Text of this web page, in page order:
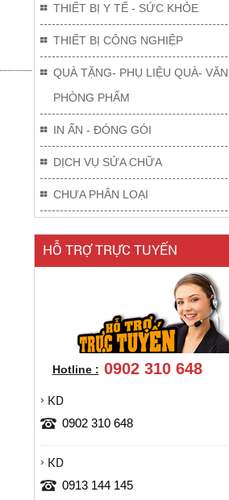
THIẾT BỊ Y TẾ - SỨC KHỎE
THIẾT BỊ CÔNG NGHIỆP
QUÀ TẶNG- PHỤ LIỆU QUÀ- VĂN
PHÒNG PHẨM
IN ẤN - ĐÓNG GÓI
DỊCH VỤ SỬA CHỮA
CHƯA PHÂN LOẠI
HỖ TRỢ TRỰC TUYẾN
Hotline : 0902 310 648
KD
0902 310 648
KD
0913 144 145